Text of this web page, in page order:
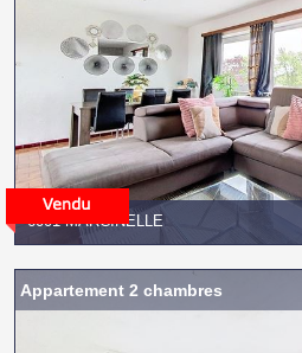
6001 MARCINELLE
Appartement 2 chambres